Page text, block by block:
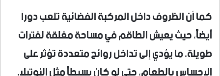
كما أن الظروف داخل المركبة الفضائية تلعب دوراً
أيضاً، حيث يعيش الطاقم في مساحة مغلقة لفترات
طويلة، ما يؤدي إلى تداخل روائح متعددة تؤثر على